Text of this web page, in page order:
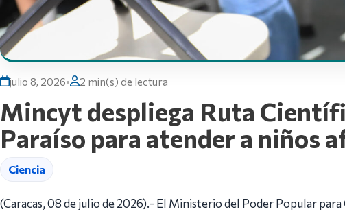
julio 8, 2026• 2 min(s) de lectura
Mincyt despliega Ruta
Paraíso para atender a niños
Ciencia
(Caracas, 08 de julio de 2026).- El Ministerio del Poder Popular